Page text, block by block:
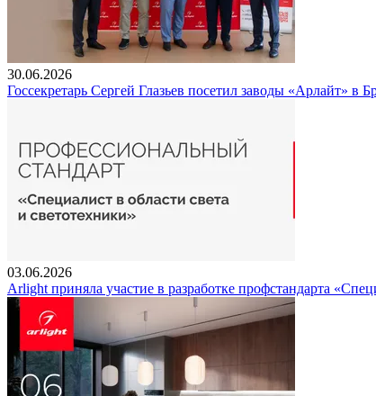
30.06.2026
Госсекретарь Сергей Глазьев посетил заводы «Арлайт» в
03.06.2026
Arlight приняла участие в разработке профстандарта